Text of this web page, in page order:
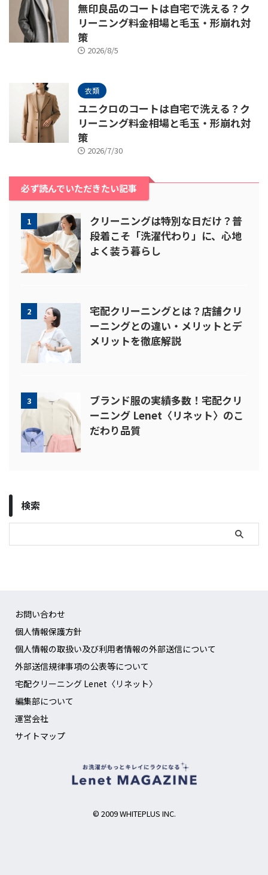
無印良品のコートは自宅で洗える？ク
リーニング料金相場と毛玉・形崩れ対
策
2026/8/5
衣類
ユニクロのコートは自宅で洗える？ク
リーニング料金相場と毛玉・形崩れ対
策
2026/7/30
必ず読んでいただきたい記事
1
クリーニングは特別な日だけ？普
段着こそ「洗濯代わり」に、心地
よく装う暮らし
2
宅配クリーニングとは？店舗クリ
ーニングとの違い・メリットとデ
メリットを徹底解説
3
ブランド服の実績多数！宅配クリ
ーニング Lenet〈リネット〉のこ
だわり品質
検索
お問い合わせ
個人情報保護方針
個人情報の取扱い及び利用者情報の外部送信について
外部送信規律事項の公表等について
宅配クリーニング Lenet〈リネット〉
編集部について
運営会社
サイトマップ
© 2009 WHITEPLUS INC.